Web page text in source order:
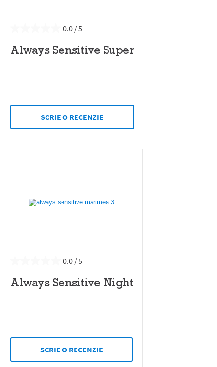
0.0
Always Sensitive Super
SCRIE O RECENZIE
0.0
Always Sensitive Night
SCRIE O RECENZIE